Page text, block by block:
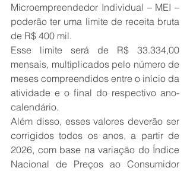
Microempreendedor Individual – MEI –
poderão ter uma limite de receita bruta
de R$ 400 mil.
Esse limite será de R$ 33.334,00
mensais, multiplicados pelo número de
meses compreendidos entre o início da
atividade e o final do respectivo ano-
calendário.
Além disso, esses valores deverão ser
corrigidos todos os anos, a partir de
2026, com base na variação do Índice
Nacional de Preços ao Consumidor